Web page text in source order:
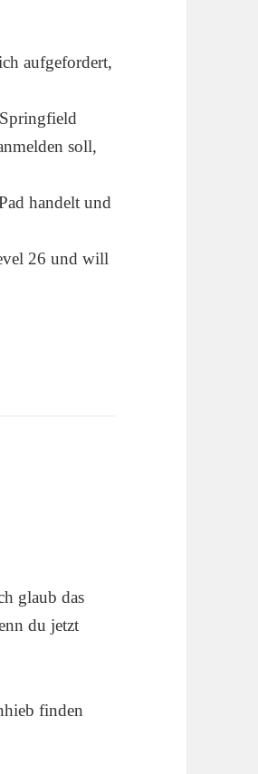
aufgefordert,
soll,
handelt und
26 und will
glaub das
du jetzt
finden